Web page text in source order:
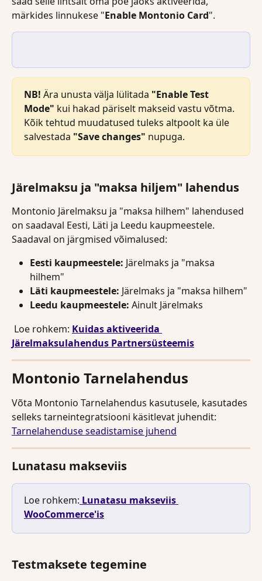
märkides linnukese "Enable Montonio Card".
NB! Ära unusta välja lülitada "Enable Test
Mode" kui hakad päriselt makseid vastu võtma.
Kõik tehtud muudatused tuleks altpoolt ka üle
salvestada "Save changes" nupuga.
Järelmaksu ja "maksa hiljem" lahendus
Montonio Järelmaksu ja "maksa hilhem" lahendused
on saadaval Eesti, Läti ja Leedu kaupmeestele.
Saadaval on järgmised võimalused:
Eesti kaupmeestele: Järelmaks ja "maksa
hilhem"
Läti kaupmeestele: Järelmaks ja "maksa hilhem"
Leedu kaupmeestele: Ainult Järelmaks
Loe rohkem: Kuidas aktiveerida
Järelmaksulahendus Partnersüsteemis
Montonio Tarnelahendus
Võta Montonio Tarnelahendus kasutusele, kasutades
selleks tarneintegratsiooni käsitlevat juhendit:
Tarnelahenduse seadistamise juhend
Lunatasu makseviis
Loe rohkem: Lunatasu makseviis
WooCommerce'is
Testmaksete tegemine